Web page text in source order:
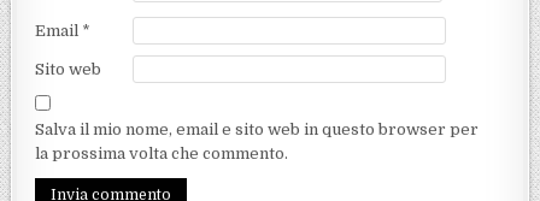
Email *
Sito web
Salva il mio nome, email e sito web in questo browser per
la prossima volta che commento.